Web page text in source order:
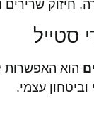
עצמי.